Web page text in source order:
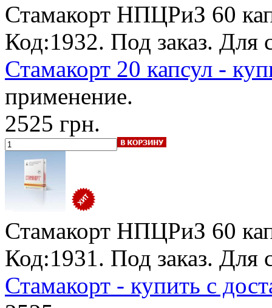
Стамакорт НПЦРиЗ 60
Код:1932. Под заказ. Для
Стамакорт 20 капсул -
применение.
2525 грн.
Стамакорт НПЦРиЗ 60
Код:1931. Под заказ. Для
Стамакорт - купить с